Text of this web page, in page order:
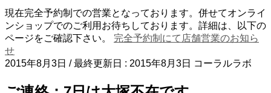
現在完全予約制での営業となっております。併せてオンライ
ンショップでのご利用お待ちしております。詳細は、以下の
ページをご確認下さい。 完全予約制にて店舗営業のお知ら
せ
2015年8月3日 / 最終更新日 : 2015年8月3日 コーラルラボ